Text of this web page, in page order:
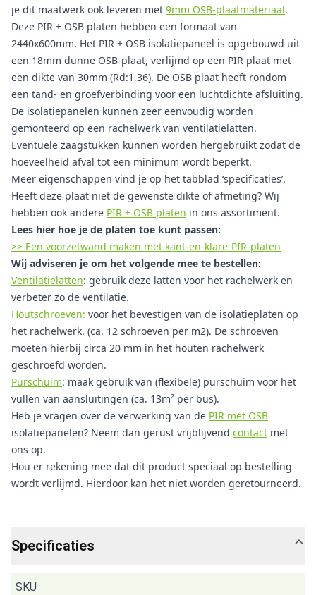
je dit maatwerk ook leveren met 9mm OSB-plaatmateriaal.
Deze PIR + OSB platen hebben een formaat van
2440x600mm. Het PIR + OSB isolatiepaneel is opgebouwd uit
een 18mm dunne OSB-plaat, verlijmd op een PIR plaat met
een dikte van 30mm (Rd:1,36). De OSB plaat heeft rondom
een tand- en groefverbinding voor een luchtdichte afsluiting.
De isolatiepanelen kunnen zeer eenvoudig worden
gemonteerd op een rachelwerk van ventilatielatten.
Eventuele zaagstukken kunnen worden hergebruikt zodat de
hoeveelheid afval tot een minimum wordt beperkt.
Meer eigenschappen vind je op het tabblad ‘specificaties’.
Heeft deze plaat niet de gewenste dikte of afmeting? Wij
hebben ook andere PIR + OSB platen in ons assortiment.
Lees hier hoe je de platen toe kunt passen:
>> Een voorzetwand maken met kant-en-klare-PIR-platen
Wij adviseren je om het volgende mee te bestellen:
Ventilatielatten: gebruik deze latten voor het rachelwerk en
verbeter zo de ventilatie.
Houtschroeven: voor het bevestigen van de isolatieplaten op
het rachelwerk. (ca. 12 schroeven per m2). De schroeven
moeten hierbij circa 20 mm in het houten rachelwerk
geschroefd worden.
Purschuim: maak gebruik van (flexibele) purschuim voor het
vullen van aansluitingen (ca. 13m² per bus).
Heb je vragen over de verwerking van de PIR met OSB
isolatiepanelen? Neem dan gerust vrijblijvend contact met
ons op.
Hou er rekening mee dat dit product speciaal op bestelling
wordt verlijmd. Hierdoor kan het niet worden geretourneerd.
Specificaties
SKU